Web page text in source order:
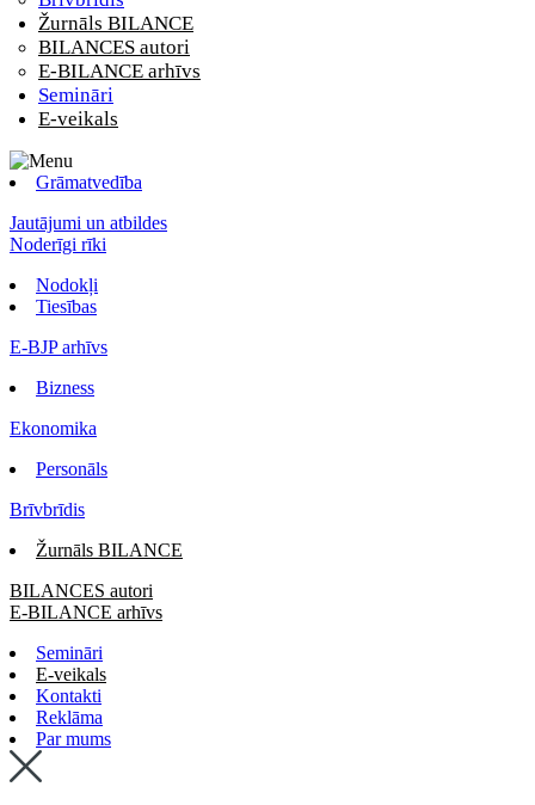
Žurnāls BILANCE
BILANCES autori
E-BILANCE arhīvs
Semināri
E-veikals
Grāmatvedība
Jautājumi un atbildes
Noderīgi rīki
Nodokļi
Tiesības
E-BJP arhīvs
Bizness
Ekonomika
Personāls
Brīvbrīdis
Žurnāls BILANCE
BILANCES autori
E-BILANCE arhīvs
Semināri
E-veikals
Kontakti
Reklāma
Par mums